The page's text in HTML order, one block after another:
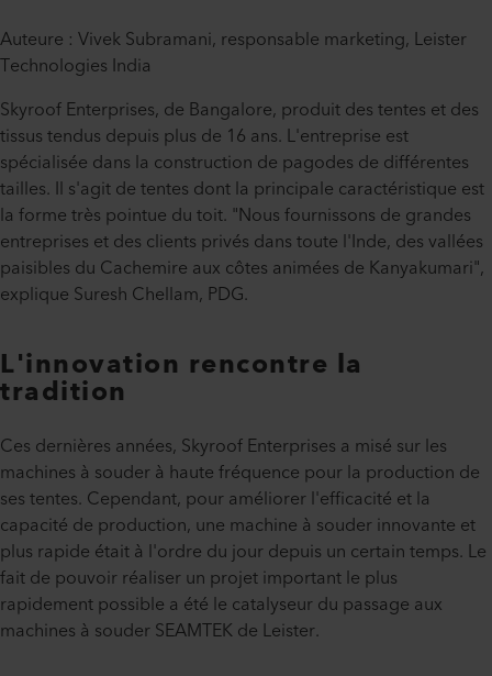
Auteure : Vivek Subramani, responsable marketing, Leister
Technologies India
Skyroof Enterprises, de Bangalore, produit des tentes et des
tissus tendus depuis plus de 16 ans. L'entreprise est
spécialisée dans la construction de pagodes de différentes
tailles. Il s'agit de tentes dont la principale caractéristique est
la forme très pointue du toit. "Nous fournissons de grandes
entreprises et des clients privés dans toute l'Inde, des vallées
paisibles du Cachemire aux côtes animées de Kanyakumari",
explique Suresh Chellam, PDG.
L'innovation rencontre la
tradition
Ces dernières années, Skyroof Enterprises a misé sur les
machines à souder à haute fréquence pour la production de
ses tentes. Cependant, pour améliorer l'efficacité et la
capacité de production, une machine à souder innovante et
plus rapide était à l'ordre du jour depuis un certain temps. Le
fait de pouvoir réaliser un projet important le plus
rapidement possible a été le catalyseur du passage aux
machines à souder SEAMTEK de Leister.